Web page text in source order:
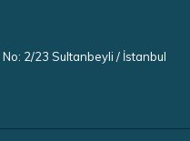
2/23 Sultanbeyli / İstanbul